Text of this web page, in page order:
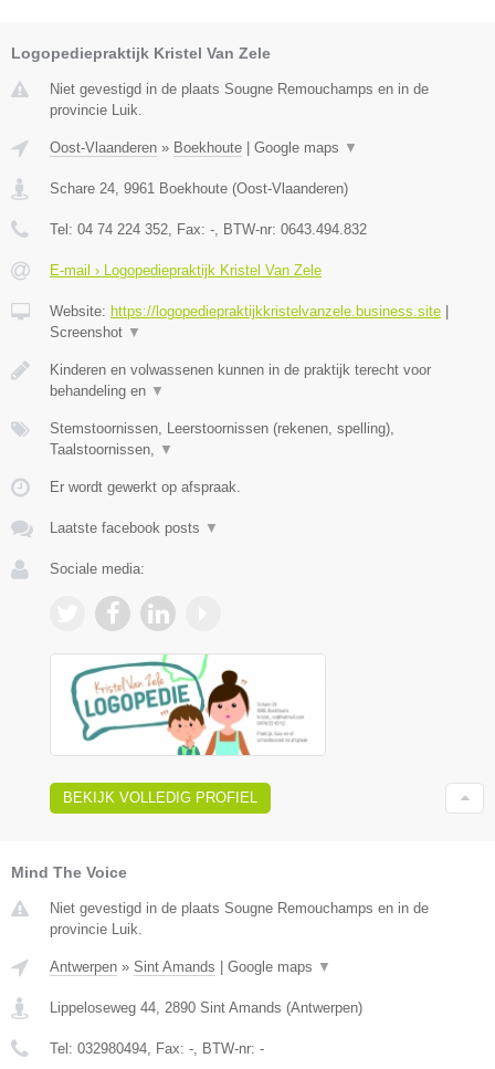
Logopediepraktijk Kristel Van Zele
Niet gevestigd in de plaats Sougne Remouchamps en in de
provincie Luik.
Oost-Vlaanderen » Boekhoute | Google maps ▼
Schare 24 9961 Boekhoute (Oost-Vlaanderen)
Tel: 04 74 224 352 , Fax: - , BTW-nr: 0643.494.832
E-mail › Logopediepraktijk Kristel Van Zele
Website: https://logopediepraktijkkristelvanzele.business.site |
Screenshot ▼
Kinderen en volwassenen kunnen in de praktijk terecht voor
behandeling en ▼
Stemstoornissen, Leerstoornissen (rekenen, spelling),
Taalstoornissen,
▼
Er wordt gewerkt op afspraak.
Laatste facebook posts ▼
Sociale media:
BEKIJK VOLLEDIG PROFIEL
Mind The Voice
Niet gevestigd in de plaats Sougne Remouchamps en in de
provincie Luik.
Antwerpen » Sint Amands Google maps ▼
Lippeloseweg 44 2890 Sint Amands (Antwerpen)
Tel: 032980494 , Fax: - , BTW-nr: -